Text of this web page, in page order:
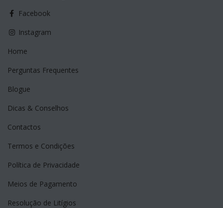
Facebook
Instagram
Home
Perguntas Frequentes
Blogue
Dicas & Conselhos
Contactos
Termos e Condições
Política de Privacidade
Meios de Pagamento
Resolução de Litígios